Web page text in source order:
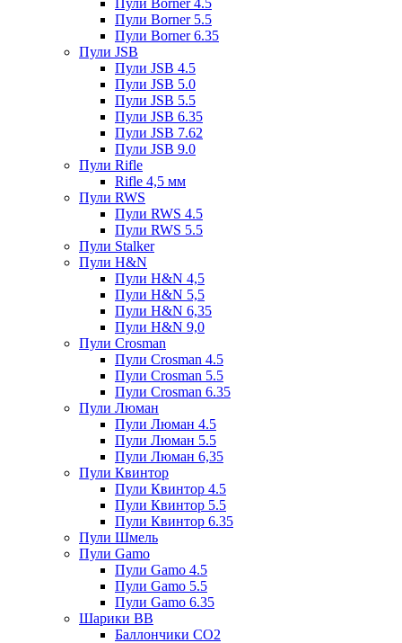
Пули Borner 4.5
Пули Borner 5.5
Пули Borner 6.35
Пули JSB
Пули JSB 4.5
Пули JSB 5.0
Пули JSB 5.5
Пули JSB 6.35
Пули JSB 7.62
Пули JSB 9.0
Пули Rifle
Rifle 4,5 мм
Пули RWS
Пули RWS 4.5
Пули RWS 5.5
Пули Stalker
Пули H&N
Пули H&N 4,5
Пули H&N 5,5
Пули H&N 6,35
Пули H&N 9,0
Пули Crosman
Пули Crosman 4.5
Пули Crosman 5.5
Пули Crosman 6.35
Пули Люман
Пули Люман 4.5
Пули Люман 5.5
Пули Люман 6,35
Пули Квинтор
Пули Квинтор 4.5
Пули Квинтор 5.5
Пули Квинтор 6.35
Пули Шмель
Пули Gamo
Пули Gamo 4.5
Пули Gamo 5.5
Пули Gamo 6.35
Шарики BB
Баллончики CO2